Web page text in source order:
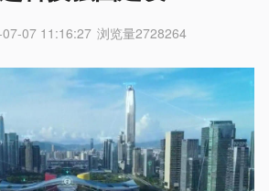
07 11:16:27 浏览量2728264